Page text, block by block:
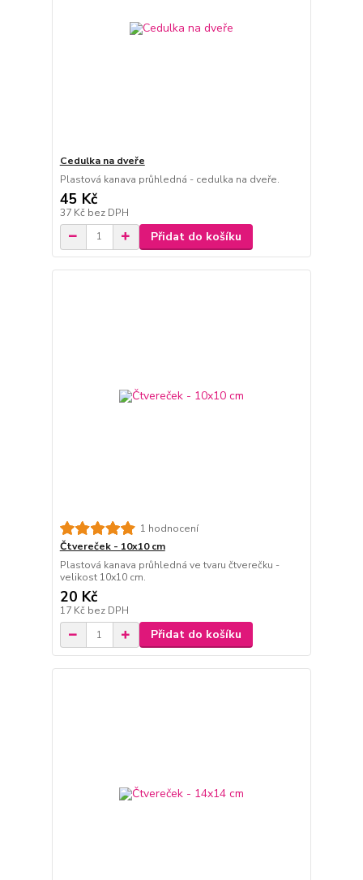
Cedulka na dveře
Plastová kanava průhledná - cedulka na dveře.
45 Kč
37 Kč bez DPH
Přidat do košíku
1 hodnocení
Čtvereček - 10x10 cm
Plastová kanava průhledná ve tvaru čtverečku -
velikost 10x10 cm.
20 Kč
17 Kč bez DPH
Přidat do košíku